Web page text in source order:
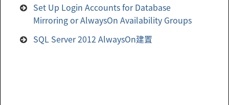
Set Up Login Accounts for Database
Mirroring or AlwaysOn Availability Groups
SQL Server 2012 AlwaysOn建置